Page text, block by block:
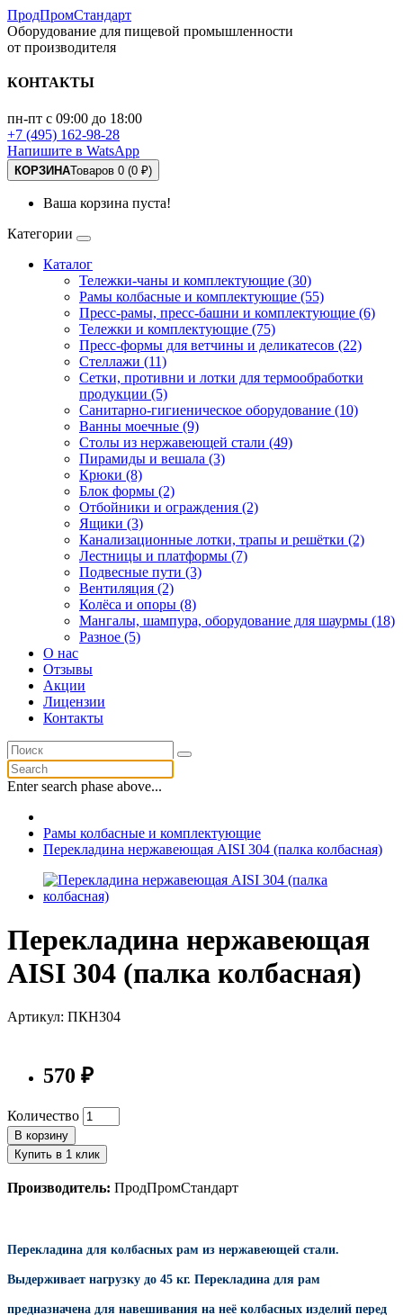
ПродПромСтандарт
Оборудование для пищевой промышленности
от производителя
КОНТАКТЫ
пн-пт с 09:00 до 18:00
+7 (495) 162-98-28
Напишите в WatsApp
КОРЗИНАТоваров 0 (0 ₽)
Ваша корзина пуста!
Категории
Каталог
Тележки-чаны и комплектующие (30)
Рамы колбасные и комплектующие (55)
Пресс-рамы, пресс-башни и комплектующие (6)
Тележки и комплектующие (75)
Пресс-формы для ветчины и деликатесов (22)
Стеллажи (11)
Сетки, противни и лотки для термообработки
продукции (5)
Санитарно-гигиеническое оборудование (10)
Ванны моечные (9)
Столы из нержавеющей стали (49)
Пирамиды и вешала (3)
Крюки (8)
Блок формы (2)
Отбойники и ограждения (2)
Ящики (3)
Канализационные лотки, трапы и решётки (2)
Лестницы и платформы (7)
Подвесные пути (3)
Вентиляция (2)
Колёса и опоры (8)
Мангалы, шампура, оборудование для шаурмы (18)
Разное (5)
О нас
Отзывы
Акции
Лицензии
Контакты
Enter search phase above...
Рамы колбасные и комплектующие
Перекладина нержавеющая AISI 304 (палка колбасная)
Перекладина нержавеющая
AISI 304 (палка колбасная)
Артикул: ПКН304
570 ₽
Количество
В корзину
Купить в 1 клик
Производитель: ПродПромСтандарт
Перекладина для колбасных рам из нержавеющей стали.
Выдерживает нагрузку до 45 кг. Перекладина для рам
предназначена для навешивания на неё колбасных изделий перед